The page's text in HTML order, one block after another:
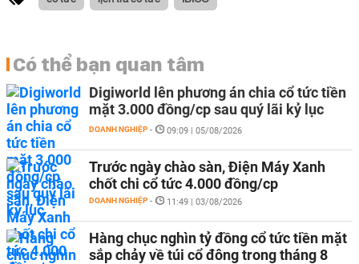
Có thể bạn quan tâm
Digiworld lên phương án chia cổ tức tiền
mặt 3.000 đồng/cp sau quý lãi kỷ lục
DOANH NGHIỆP - 09:09 | 05/08/2026
Trước ngày chào sàn, Điện Máy Xanh
chốt chi cổ tức 4.000 đồng/cp
DOANH NGHIỆP - 11:49 | 03/08/2026
Hàng chục nghìn tỷ đồng cổ tức tiền mặt
sắp chảy về túi cổ đông trong tháng 8